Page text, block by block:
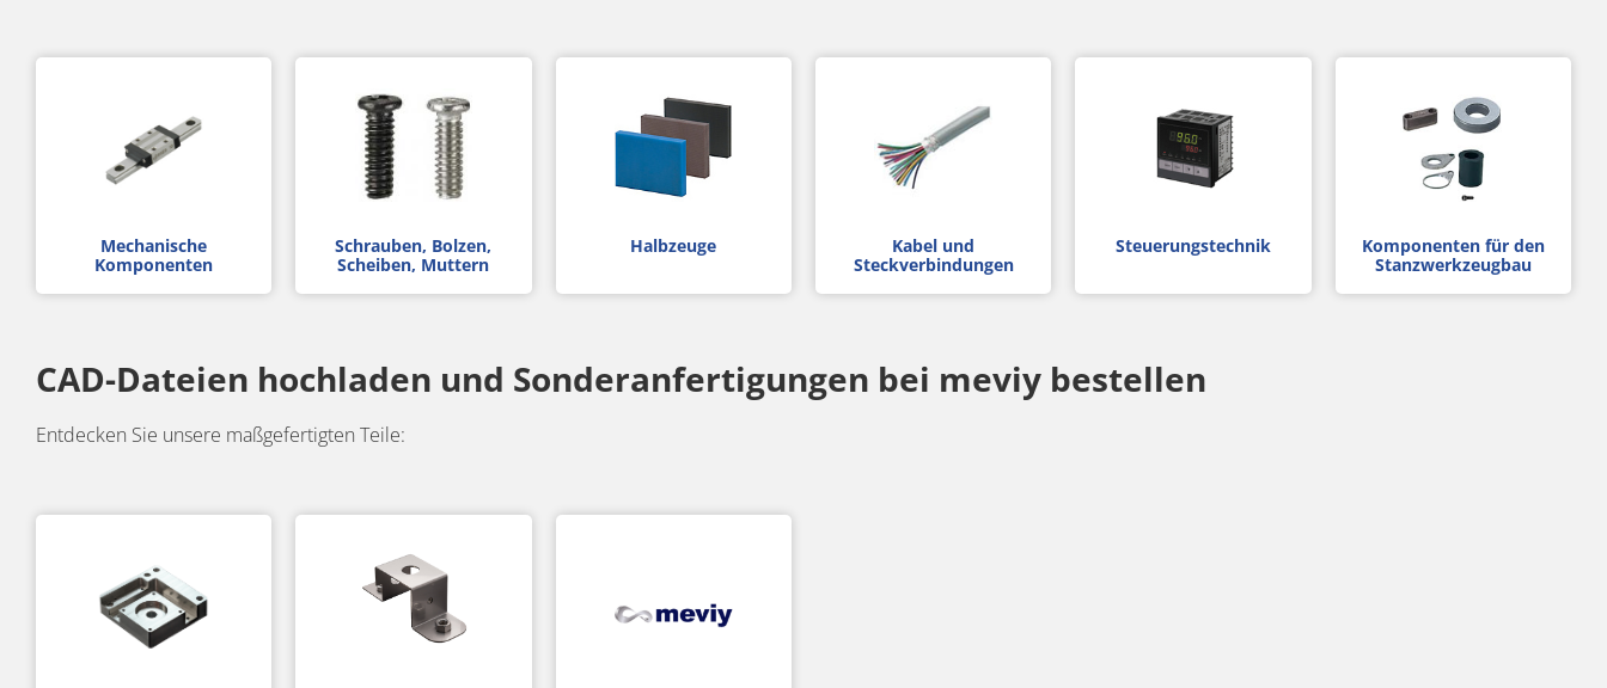
Bei Ihrem Konto anmelden
Benutzer-ID
Haben Sie Ihr Passwort vergessen?
bei MISUMI!
Mechanische
Komponenten
Schrauben, Bolzen,
Scheiben, Muttern
Halbzeuge
Kabel und
Steckverbindungen
Steuerungstechnik
Komponenten für den
Stanzwerkzeugbau
CAD-Dateien hochladen und Sonderanfertigungen bei meviy bestellen
Entdecken Sie unsere maßgefertigten Teile: